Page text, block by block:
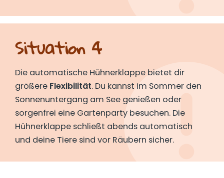
Situation 4
Die automatische Hühnerklappe bietet dir
größere Flexibilität. Du kannst im Sommer den
Sonnenuntergang am See genießen oder
sorgenfrei eine Gartenparty besuchen. Die
Hühnerklappe schließt abends automatisch
und deine Tiere sind vor Räubern sicher.